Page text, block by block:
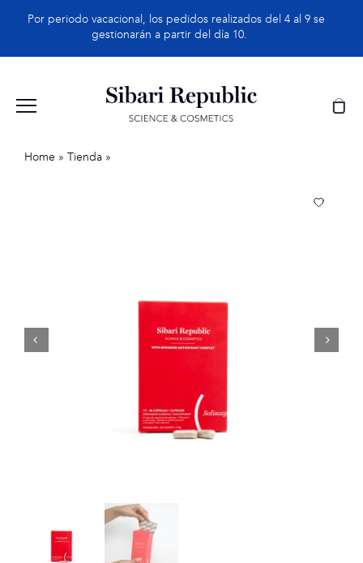
Por periodo vacacional, los pedidos realizados del 4 al 9 se
gestionarán a partir del día 10.
Home » Tienda»